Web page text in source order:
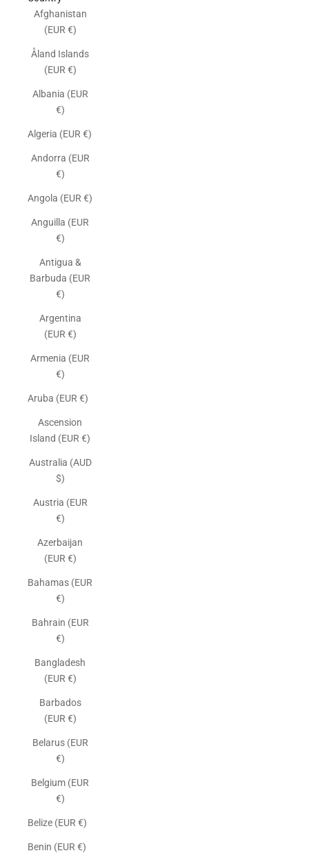
Afghanistan
(EUR €)
Åland Islands
(EUR €)
Albania (EUR
€)
Algeria (EUR €)
Andorra (EUR
€)
Angola (EUR €)
Anguilla (EUR
€)
Antigua &
Barbuda (EUR
€)
Argentina
(EUR €)
Armenia (EUR
€)
Aruba (EUR €)
Ascension
Island (EUR €)
Australia (AUD
$)
Austria (EUR
€)
Azerbaijan
(EUR €)
Bahamas (EUR
€)
Bahrain (EUR
€)
Bangladesh
(EUR €)
Barbados
(EUR €)
Belarus (EUR
€)
Belgium (EUR
€)
Belize (EUR €)
Benin (EUR €)